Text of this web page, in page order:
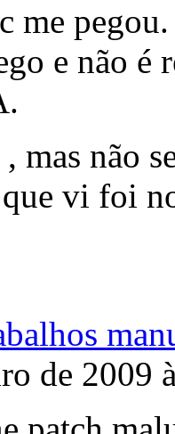
me
e não é
mas não
vi foi
de 2009